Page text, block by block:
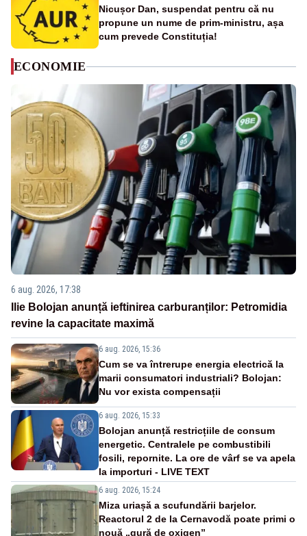
Nicușor Dan, suspendat pentru că nu
propune un nume de prim-ministru, așa
cum prevede Constituția!
ECONOMIE
6 aug. 2026, 17:38
Ilie Bolojan anunță ieftinirea carburanților: Petromidia
revine la capacitate maximă
6 aug. 2026, 15:36
Cum se va întrerupe energia electrică la
marii consumatori industriali? Bolojan:
Nu vor exista compensații
6 aug. 2026, 15:33
Bolojan anunță restricțiile de consum
energetic. Centralele pe combustibili
fosili, repornite. La ore de vârf se va apela
la importuri - LIVE TEXT
6 aug. 2026, 15:24
Miza uriașă a scufundării barjelor.
Reactorul 2 de la Cernavodă poate primi o
nouă „gură de oxigen”